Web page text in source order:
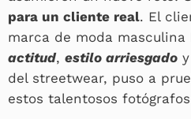
para un cliente real. El
marca de moda masculina
actitud, estilo arriesgado y
del streetwear, puso a
estos talentosos